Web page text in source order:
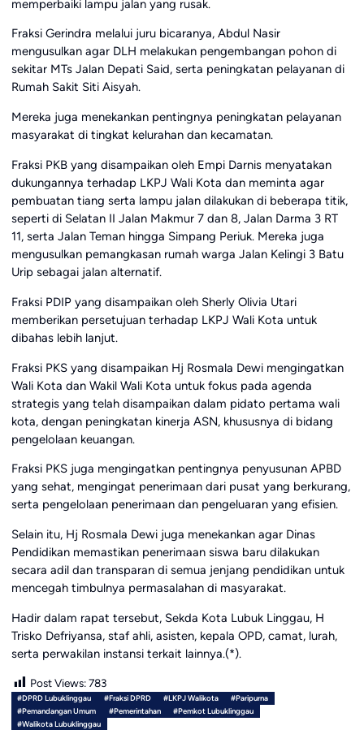
memperbaiki lampu jalan yang rusak.
Fraksi Gerindra melalui juru bicaranya, Abdul Nasir
mengusulkan agar DLH melakukan pengembangan pohon di
sekitar MTs Jalan Depati Said, serta peningkatan pelayanan di
Rumah Sakit Siti Aisyah.
Mereka juga menekankan pentingnya peningkatan pelayanan
masyarakat di tingkat kelurahan dan kecamatan.
Fraksi PKB yang disampaikan oleh Empi Darnis menyatakan
dukungannya terhadap LKPJ Wali Kota dan meminta agar
pembuatan tiang serta lampu jalan dilakukan di beberapa titik,
seperti di Selatan II Jalan Makmur 7 dan 8, Jalan Darma 3 RT
11, serta Jalan Teman hingga Simpang Periuk. Mereka juga
mengusulkan pemangkasan rumah warga Jalan Kelingi 3 Batu
Urip sebagai jalan alternatif.
Fraksi PDIP yang disampaikan oleh Sherly Olivia Utari
memberikan persetujuan terhadap LKPJ Wali Kota untuk
dibahas lebih lanjut.
Fraksi PKS yang disampaikan Hj Rosmala Dewi mengingatkan
Wali Kota dan Wakil Wali Kota untuk fokus pada agenda
strategis yang telah disampaikan dalam pidato pertama wali
kota, dengan peningkatan kinerja ASN, khususnya di bidang
pengelolaan keuangan.
Fraksi PKS juga mengingatkan pentingnya penyusunan APBD
yang sehat, mengingat penerimaan dari pusat yang berkurang,
serta pengelolaan penerimaan dan pengeluaran yang efisien.
Selain itu, Hj Rosmala Dewi juga menekankan agar Dinas
Pendidikan memastikan penerimaan siswa baru dilakukan
secara adil dan transparan di semua jenjang pendidikan untuk
mencegah timbulnya permasalahan di masyarakat.
Hadir dalam rapat tersebut, Sekda Kota Lubuk Linggau, H
Trisko Defriyansa, staf ahli, asisten, kepala OPD, camat, lurah,
serta perwakilan instansi terkait lainnya.(*).
Post Views: 783
#DPRD Lubuklinggau #Fraksi DPRD #LKPJ Walikota
#Paripurna
#Pemandangan Umum
#Pemerintahan
#Pemkot Lubuklinggau
#Walikota Lubuklinggau